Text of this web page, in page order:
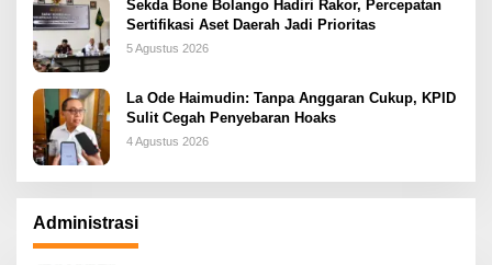
Sekda Bone Bolango Hadiri Rakor, Percepatan
Sertifikasi Aset Daerah Jadi Prioritas
5 Agustus 2026
La Ode Haimudin: Tanpa Anggaran Cukup, KPID
Sulit Cegah Penyebaran Hoaks
4 Agustus 2026
Administrasi